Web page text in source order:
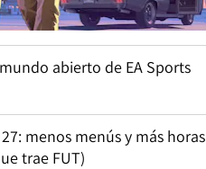
abierto de EA Sports
menos menús y más horas
trae FUT)